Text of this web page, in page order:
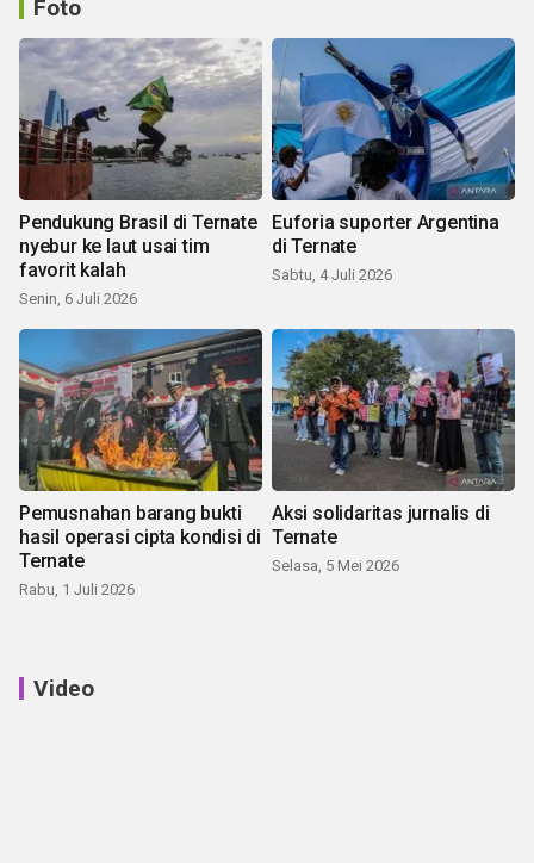
Foto
Pendukung Brasil di Ternate
nyebur ke laut usai tim
favorit kalah
Senin, 6 Juli 2026
Euforia suporter Argentina
di Ternate
Sabtu, 4 Juli 2026
Pemusnahan barang bukti
hasil operasi cipta kondisi di
Ternate
Rabu, 1 Juli 2026
Aksi solidaritas jurnalis di
Ternate
Selasa, 5 Mei 2026
Video